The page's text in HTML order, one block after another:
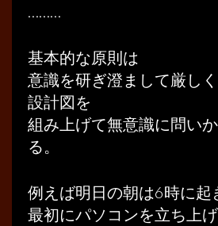
………
基本的な原則は
意識を研ぎ澄まして厳し
設計図を
組み上げて無意識に問い
る。
例えば明日の朝は6時に起
最初にパソコンを立ち上げ